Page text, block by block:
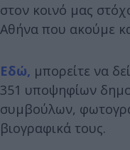
στον κοινό μας
Αθήνα που ακούμε
Εδώ, μπορείτε να
351 υποψηφίων
συμβούλων,
βιογραφικά τους.